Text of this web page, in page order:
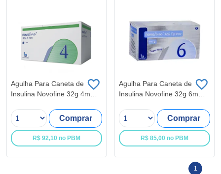
Agulha Para Caneta de
Insulina Novofine 32g 4mm
Comprar
R$ 92,10 no PBM
Agulha Para Caneta de
Insulina Novofine 32g 6mm
Comprar
R$ 85,00 no PBM
1